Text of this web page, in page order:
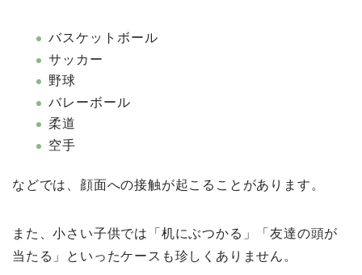
バスケットボール
サッカー
野球
バレーボール
柔道
空手
などでは、顔面への接触が起こることがあります。
また、小さい子供では「机にぶつかる」「友達の頭が
当たる」といったケースも珍しくありません。